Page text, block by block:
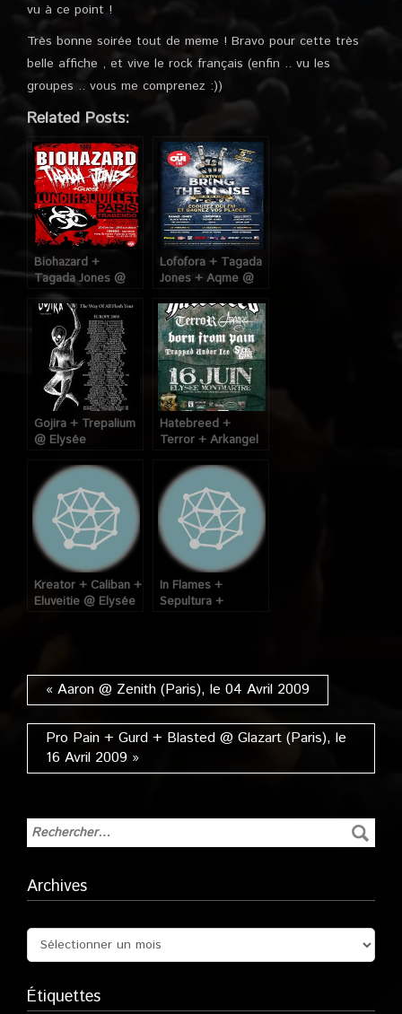
vu à ce point !
Très bonne soirée tout de meme ! Bravo pour cette très
belle affiche , et vive le rock français (enfin .. vu les
groupes .. vous me comprenez :))
Related Posts:
Biohazard +
Tagada Jones @
Trabendo (Paris),
le 13 Juillet 2015
Lofofora + Tagada
Jones + Aqme @
(Paris) , le 14
Décembre 2014
Gojira + Trepalium
@ Elysée
le 15 Février 2009
Hatebreed +
Terror + Arkangel
Montmartre (Paris),
le 16 Juin 2009
Kreator + Caliban +
Eluveitie @ Elysée
In Flames +
Sepultura +
« Aaron @ Zenith (Paris), le 04 Avril 2009
Pro Pain + Gurd + Blasted @ Glazart (Paris), le
16 Avril 2009 »
Archives
Étiquettes